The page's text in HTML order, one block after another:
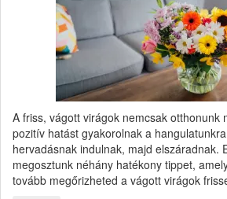
A friss, vágott virágok nemcsak otthonunk
pozitív hatást gyakorolnak a
hervadásnak indulnak, majd elszáradnak.
megosztunk néhány hatékony tippet,
tovább megőrizheted a vágott virágok